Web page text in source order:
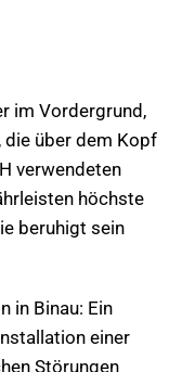
im Vordergrund,
über dem Kopf
verwendeten
höchste
beruhigt sein
in Binau: Ein
einer
Störungen